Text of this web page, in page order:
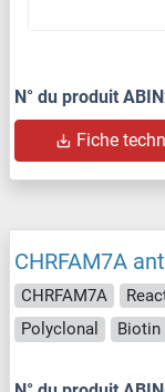
N° du produit
Fiche
CHRFAM7A
CHRFAM7A
Polyclonal
Biotin